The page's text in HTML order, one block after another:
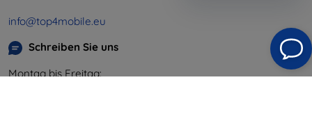
info@top4mobile.eu
Schreiben Sie uns
Montag bis Freitag: